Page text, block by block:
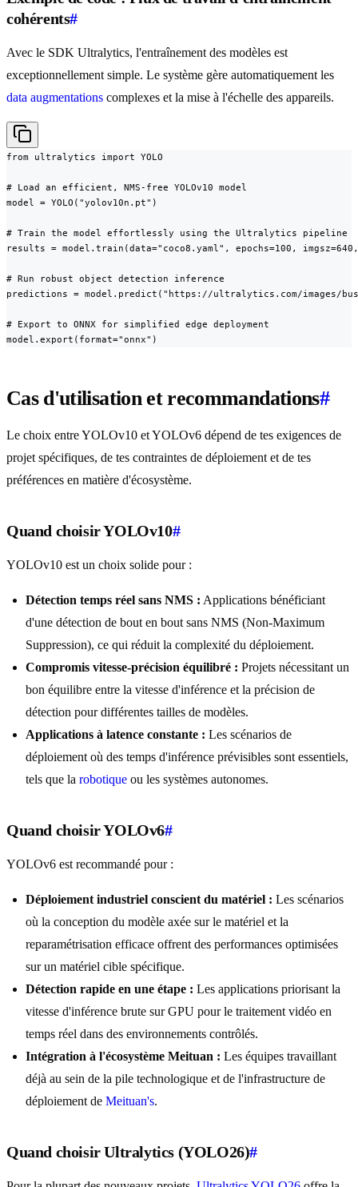
cohérents#
Avec le SDK Ultralytics, l'entraînement des modèles est
exceptionnellement simple. Le système gère automatiquement les
data augmentations complexes et la mise à l'échelle des appareils.
from ultralytics import YOLO
# Load an efficient, NMS-free YOLOv10 model
model = YOLO("yolov10n.pt")
# Train the model effortlessly using the Ultralytics pipeline
results = model.train(data="coco8.yaml", epochs=100,
# Run robust object detection inference
predictions = model.predict("https://ultralytics.com/images/
# Export to ONNX for simplified edge deployment
model.export(format="onnx")
Cas d'utilisation et recommandations#
Le choix entre YOLOv10 et YOLOv6 dépend de tes exigences de
projet spécifiques, de tes contraintes de déploiement et de tes
préférences en matière d'écosystème.
Quand choisir YOLOv10#
YOLOv10 est un choix solide pour :
Détection temps réel sans NMS : Applications bénéficiant
d'une détection de bout en bout sans NMS (Non-Maximum
Suppression), ce qui réduit la complexité du déploiement.
Compromis vitesse-précision équilibré : Projets nécessitant un
bon équilibre entre la vitesse d'inférence et la précision de
détection pour différentes tailles de modèles.
Applications à latence constante : Les scénarios de
déploiement où des temps d'inférence prévisibles sont essentiels,
tels que la robotique ou les systèmes autonomes.
Quand choisir YOLOv6#
YOLOv6 est recommandé pour :
Déploiement industriel conscient du matériel : Les scénarios
où la conception du modèle axée sur le matériel et la
reparamétrisation efficace offrent des performances optimisées
sur un matériel cible spécifique.
Détection rapide en une étape : Les applications priorisant la
vitesse d'inférence brute sur GPU pour le traitement vidéo en
temps réel dans des environnements contrôlés.
Intégration à l'écosystème Meituan : Les équipes travaillant
déjà au sein de la pile technologique et de l'infrastructure de
déploiement de Meituan's.
Quand choisir Ultralytics (YOLO26)#